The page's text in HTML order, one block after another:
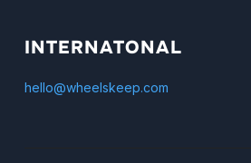
INTERNATONAL
hello@wheelskeep.com